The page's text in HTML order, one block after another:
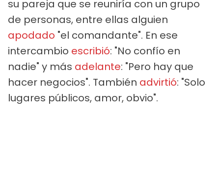
su pareja que se reuniría con un grupo
de personas, entre ellas alguien
apodado "el comandante". En ese
intercambio escribió: "No confío en
nadie" y más adelante: "Pero hay que
hacer negocios". También advirtió: "Solo
lugares públicos, amor, obvio".